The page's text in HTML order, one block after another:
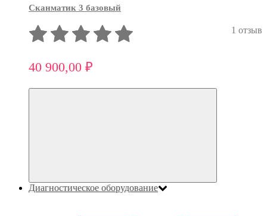
Сканматик 3 базовый
1 отзыв
40 900,00 ₽
Диагностическое оборудование